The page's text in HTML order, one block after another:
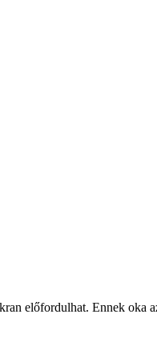
előfordulhat. Ennek oka